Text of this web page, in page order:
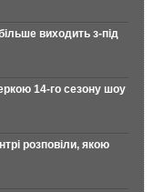
виходить з-під
14-го сезону шоу
розповіли, якою